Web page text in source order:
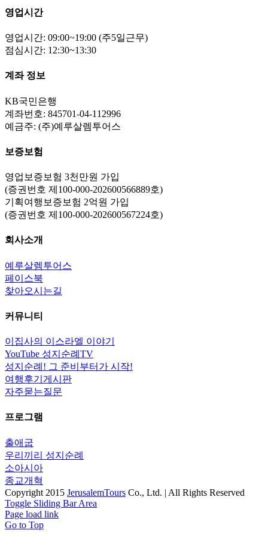
영업시간
영업시간: 09:00~19:00 (주5일근무)
점심시간: 12:30~13:30
계좌 정보
KB국민은행
계좌번호: 845701-04-112996
예금주: (주)예루살렘투어스
보증보험
영업보증보험 3천만원 가입
(증권번호 제100-000-202600566889호)
기획여행보증보험 2억원 가입
(증권번호 제100-000-202600567224호)
회사소개
예루살렘투어스
페이스북
찾아오시는길
커뮤니티
이집사의 이스라엘 이야기
YouTube 성지순례TV
성지순례! 그 준비부터가 시작!
여행후기게시판
자주묻는질문
프로그램
출애굽
우리끼리 성지순례
소아시아
종교개혁
Copyright 2015 JerusalemTours Co., Ltd. | All Rights Reserved
Toggle Sliding Bar Area
Page load link
Go to Top